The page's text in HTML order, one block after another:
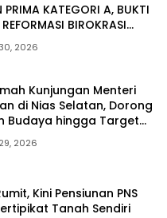
PRIMA KATEGORI A, BUKTI
BIROKRASI
2026
Kunjungan Menteri
di Nias Selatan, Dorong
Budaya hingga Target
2026
Kini Pensiunan PNS
Tanah Sendiri